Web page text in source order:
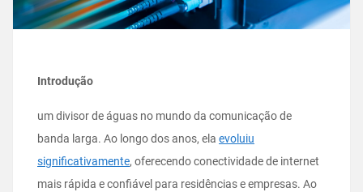
Introdução
um divisor de águas no mundo da comunicação de
banda larga. Ao longo dos anos, ela evoluiu
significativamente, oferecendo conectividade de internet
mais rápida e confiável para residências e empresas. Ao